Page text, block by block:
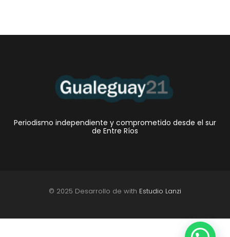
Periodismo independiente y comprometido desde el sur
de Entre Ríos
© 2025 Desarrollo de with Estudio Lanzi